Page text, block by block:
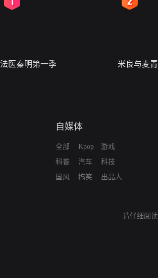
法医秦明第一季 米良与麦青
自媒体
全部
科普
国风
Kpop
汽车
搞笑
游戏
科技
出品人
请仔细阅读